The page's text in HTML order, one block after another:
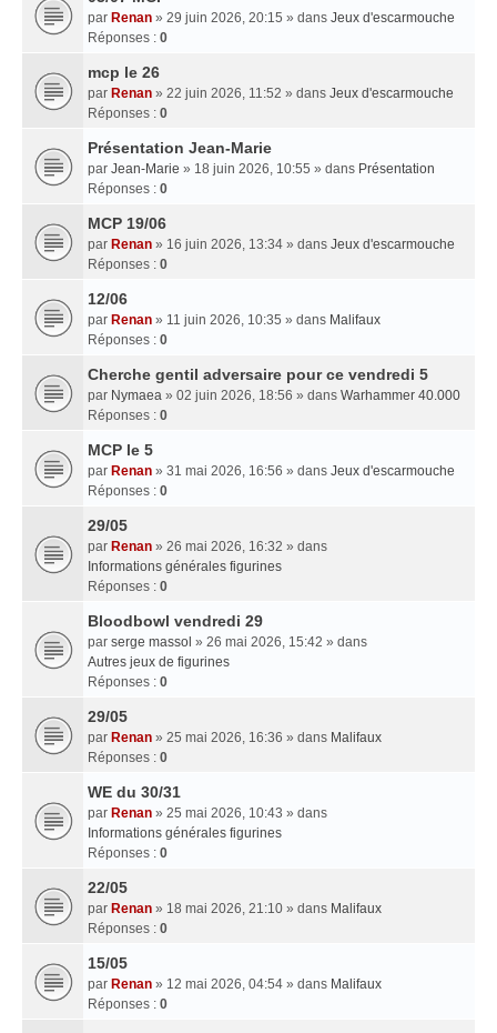
par Renan » 29 juin 2026, 20:15 » dans Jeux d'escarmouche
Réponses : 0
mcp le 26
par Renan » 22 juin 2026, 11:52 » dans Jeux d'escarmouche
Réponses : 0
Présentation Jean-Marie
par Jean-Marie » 18 juin 2026, 10:55 » dans Présentation
Réponses : 0
MCP 19/06
par Renan » 16 juin 2026, 13:34 » dans Jeux d'escarmouche
Réponses : 0
12/06
par Renan » 11 juin 2026, 10:35 » dans Malifaux
Réponses : 0
Cherche gentil adversaire pour ce vendredi 5
par Nymaea » 02 juin 2026, 18:56 » dans Warhammer 40.000
Réponses : 0
MCP le 5
par Renan » 31 mai 2026, 16:56 » dans Jeux d'escarmouche
Réponses : 0
29/05
par Renan » 26 mai 2026, 16:32 » dans
Informations générales figurines
Réponses : 0
Bloodbowl vendredi 29
par serge massol » 26 mai 2026, 15:42 » dans
Autres jeux de figurines
Réponses : 0
29/05
par Renan » 25 mai 2026, 16:36 » dans Malifaux
Réponses : 0
WE du 30/31
par Renan » 25 mai 2026, 10:43 » dans
Informations générales figurines
Réponses : 0
22/05
par Renan » 18 mai 2026, 21:10 » dans Malifaux
Réponses : 0
15/05
par Renan » 12 mai 2026, 04:54 » dans Malifaux
Réponses : 0